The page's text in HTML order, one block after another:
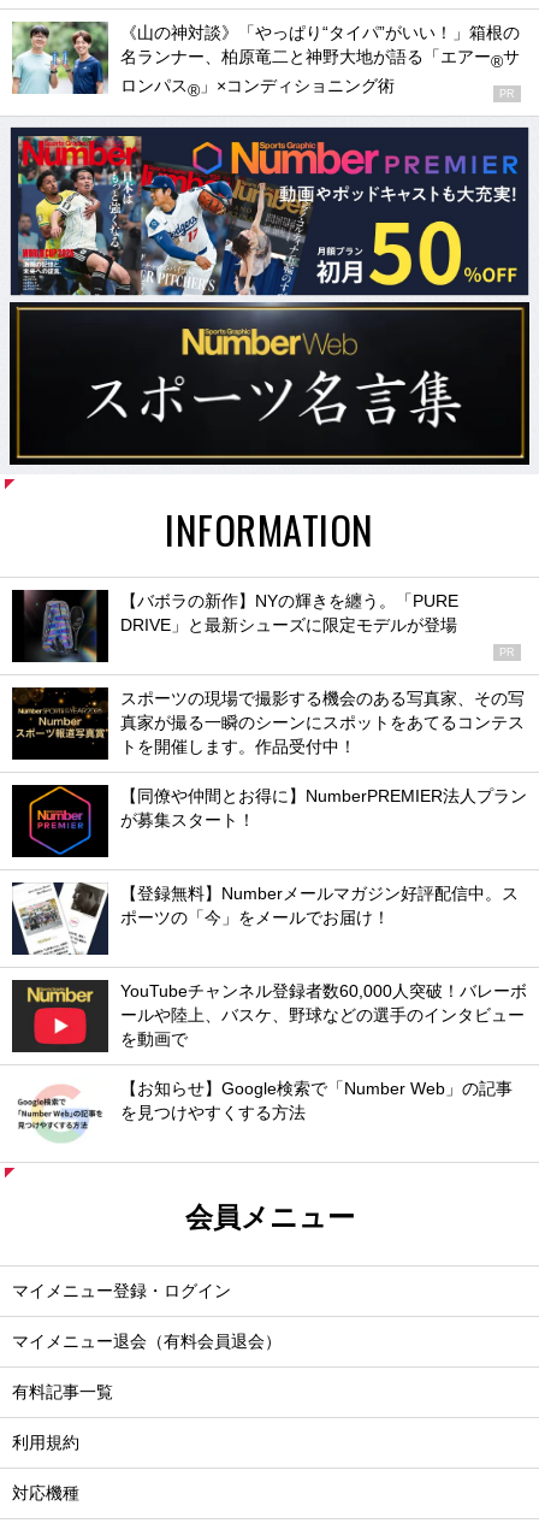
《山の神対談》「やっぱり“タイパ”がいい！」箱根の
名ランナー、柏原竜二と神野大地が語る「エアー®サ
ロンパス® 」×コンディショニング術 PR
INFORMATION
【バボラの新作】NYの輝きを纏う。「PURE
DRIVE」と最新シューズに限定モデルが登場
PR
スポーツの現場で撮影する機会のある写真家、その写
真家が撮る一瞬のシーンにスポットをあてるコンテス
トを開催します。作品受付中！
【同僚や仲間とお得に】NumberPREMIER法人プラン
が募集スタート！
【登録無料】Numberメールマガジン好評配信中。ス
ポーツの「今」をメールでお届け！
YouTubeチャンネル登録者数60,000人突破！バレーボ
ールや陸上、バスケ、野球などの選手のインタビュー
を動画で
【お知らせ】Google検索で「Number Web」の記事
を見つけやすくする方法
会員メニュー
マイメニュー登録・ログイン
マイメニュー退会（有料会員退会）
有料記事一覧
利用規約
対応機種